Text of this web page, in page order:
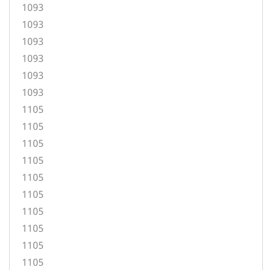
1093
1093
1093
1093
1093
1093
1105
1105
1105
1105
1105
1105
1105
1105
1105
1105